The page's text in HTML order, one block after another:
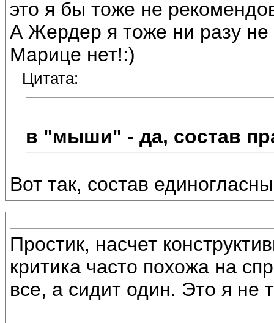
это я бы тоже не
А Жердер я тоже ни разу
Марице нет!:)
Цитата:
в "мыши" - да, состав
Вот так, состав
Простик, насчет
критика часто похожа на
все, а сидит один. Это я не